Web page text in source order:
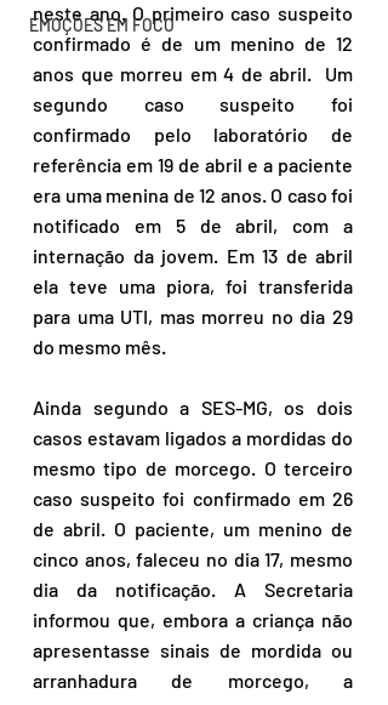
EMOÇÕES EM FOCO
neste ano. O primeiro caso suspeito
confirmado é de um menino de 12
anos que morreu em 4 de abril.  Um
segundo caso suspeito foi
confirmado pelo laboratório de
referência em 19 de abril e a paciente
era uma menina de 12 anos. O caso foi
notificado em 5 de abril, com a
internação da jovem. Em 13 de abril
ela teve uma piora, foi transferida
para uma UTI, mas morreu no dia 29
do mesmo mês.
Ainda segundo a SES-MG, os dois
casos estavam ligados a mordidas do
mesmo tipo de morcego. O terceiro
caso suspeito foi confirmado em 26
de abril. O paciente, um menino de
cinco anos, faleceu no dia 17, mesmo
dia da notificação. A Secretaria
informou que, embora a criança não
apresentasse sinais de mordida ou
arranhadura de morcego, a